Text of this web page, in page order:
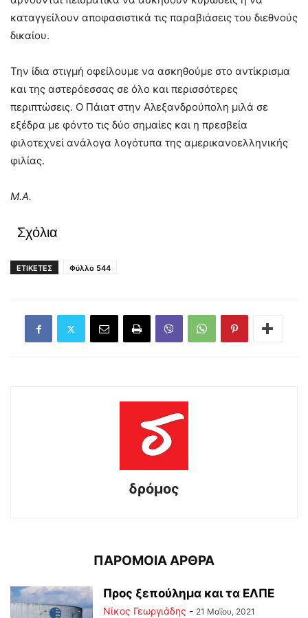
καταγγείλουν αποφασιστικά τις παραβιάσεις του διεθνούς
δικαίου.
Την ίδια στιγμή οφείλουμε να ασκηθούμε στο αντίκρισμα
και της αστερόεσσας σε όλο και περισσότερες
περιπτώσεις. Ο Πάιατ στην Αλεξανδρούπολη μιλά σε
εξέδρα με φόντο τις δύο σημαίες και η πρεσβεία
φιλοτεχνεί ανάλογα λογότυπα της αμερικανοελληνικής
φιλίας.
Μ.Α.
Σχόλια
ΕΤΙΚΕΤΕΣ Φύλλο 544
δρόμος
ΠΑΡΟΜΟΙΑ ΑΡΘΡΑ
Προς ξεπούλημα και τα ΕΛΠΕ
Νίκος Γεωργιάδης - 21 Μαΐου, 2021